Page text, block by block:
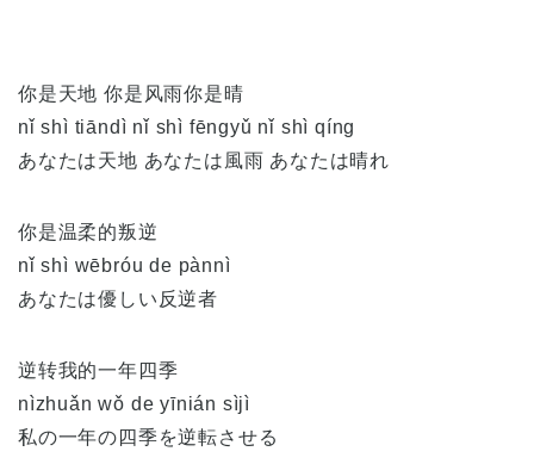
你是天地 你是风雨你是晴
nǐ shì tiāndì nǐ shì fēngyǔ nǐ shì qíng
あなたは天地 あなたは風雨 あなたは晴れ
你是温柔的叛逆
nǐ shì wēbróu de pànnì
あなたは優しい反逆者
逆转我的一年四季
nìzhuǎn wǒ de yīnián sìjì
私の一年の四季を逆転させる